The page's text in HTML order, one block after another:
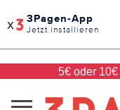
x 3Pagen-App
Jetzt installieren
5€ oder